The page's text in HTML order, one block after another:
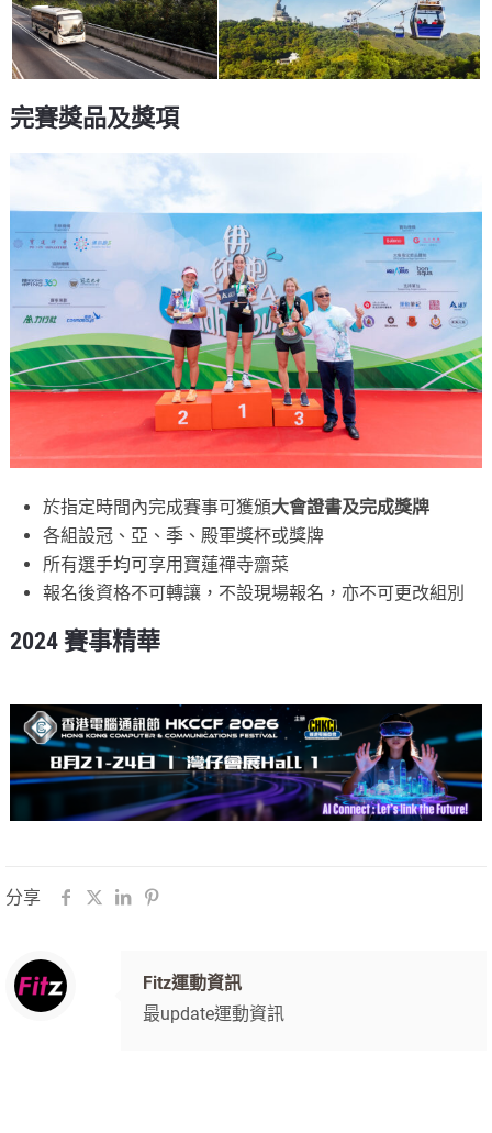
完賽獎品及獎項
於指定時間內完成賽事可獲頒大會證書及完成獎牌
各組設冠、亞、季、殿軍獎杯或獎牌
所有選手均可享用寶蓮禪寺齋菜
報名後資格不可轉讓，不設現場報名，亦不可更改組別
2024 賽事精華
分享
Fitz運動資訊
最update運動資訊